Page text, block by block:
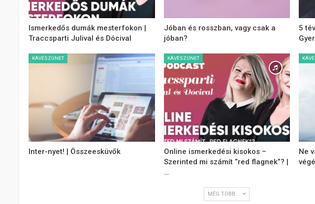
Ismerkedős dumák mesterfokon |
Traccsparti Julival és Dócival
Jóban és rosszban, vagy csak a
jóban?
5
KÁVÉSZÜNET
Inter-nyet! | Összeesküvők
KÁVÉSZÜNET
Online ismerkedési kisokos –
Szerinted mi számít “red flagnek”? |
…
Ne
MÉG TÖBB...